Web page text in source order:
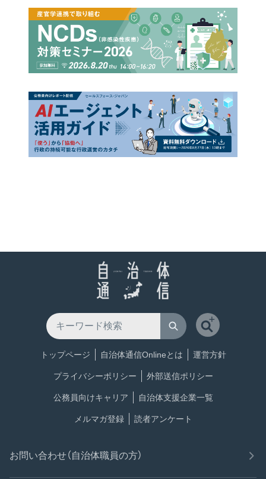
トップページ 自治体通信Onlineとは 運営方針
プライバシーポリシー 外部送信ポリシー
公務員向けキャリア 自治体支援企業一覧
メルマガ登録 読者アンケート
お問い合わせ（自治体職員の方）